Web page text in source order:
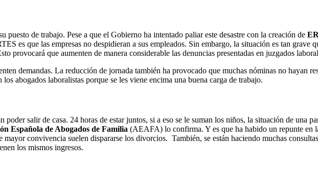
puesto de trabajo. Pese a que el Gobierno ha intentado paliar este desastre con la creación de
es que las empresas no despidieran a sus empleados. Sin embargo, la situación es tan grave
provocará que aumenten de manera considerable las denuncias presentadas en juzgados
demandas. La reducción de jornada también ha provocado que muchas nóminas no hayan
abogados laboralistas porque se les viene encima una buena carga de trabajo.
salir de casa. 24 horas de estar juntos, si a eso se le suman los niños, la situación de una
Española de Abogados de Familia (AEAFA) lo confirma. Y es que ha habido un repunte en
convivencia suelen dispararse los divorcios. También, se están haciendo muchas
los mismos ingresos.